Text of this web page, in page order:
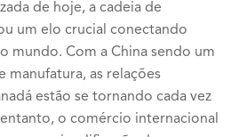
de hoje, a cadeia de
um elo crucial conectando
mundo. Com a China sendo um
as relações
estão se tornando cada vez
o comércio internacional